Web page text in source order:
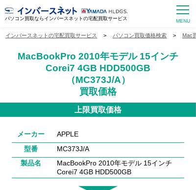
パソコン買取ならインバースネットの宅配買取サービス
インバースネットの宅配買取サービス > パソコン買取価格検索 > Mac
MacBookPro 2010年モデル 15インチ
Corei7 4GB HDD500GB
（MC373J/A）
買取価格
上限買取価格
メーカー
APPLE
型番
MC373J/A
製品名
MacBookPro 2010年モデル 15インチ
Corei7 4GB HDD500GB